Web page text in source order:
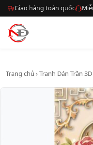
Giao hàng toàn quốc
Trang chủ ›Tranh Dán Trần 3D